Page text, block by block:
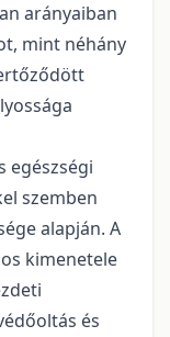
arányaiban
mint néhány
egészségi
szemben
alapján. A
kimenetele
és